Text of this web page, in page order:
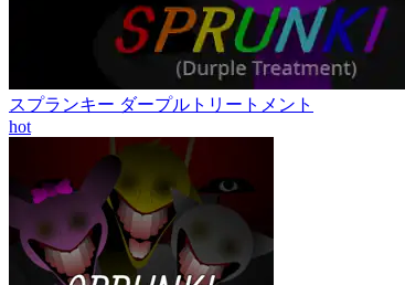
スプランキー ダープルトリートメント
hot